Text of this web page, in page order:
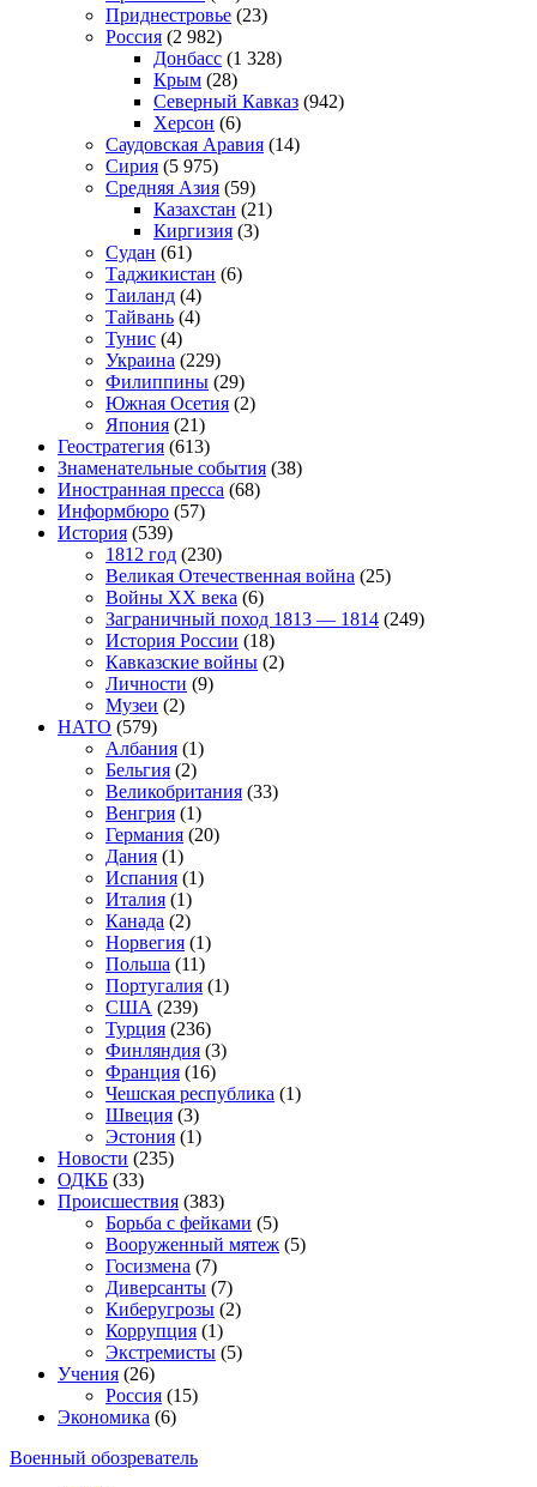
Приднестровье (23)
Россия (2 982)
Донбасс (1 328)
Крым (28)
Северный Кавказ (942)
Херсон (6)
Саудовская Аравия (14)
Сирия (5 975)
Средняя Азия (59)
Казахстан (21)
Киргизия (3)
Судан (61)
Таджикистан (6)
Таиланд (4)
Тайвань (4)
Тунис (4)
Украина (229)
Филиппины (29)
Южная Осетия (2)
Япония (21)
Геостратегия (613)
Знаменательные события (38)
Иностранная пресса (68)
Информбюро (57)
История (539)
1812 год (230)
Великая Отечественная война (25)
Войны XX века (6)
Заграничный поход 1813 — 1814 (249)
История России (18)
Кавказские войны (2)
Личности (9)
Музеи (2)
НАТО (579)
Албания (1)
Бельгия (2)
Великобритания (33)
Венгрия (1)
Германия (20)
Дания (1)
Испания (1)
Италия (1)
Канада (2)
Норвегия (1)
Польша (11)
Португалия (1)
США (239)
Турция (236)
Финляндия (3)
Франция (16)
Чешская республика (1)
Швеция (3)
Эстония (1)
Новости (235)
ОДКБ (33)
Происшествия (383)
Борьба с фейками (5)
Вооруженный мятеж (5)
Госизмена (7)
Диверсанты (7)
Киберугрозы (2)
Коррупция (1)
Экстремисты (5)
Учения (26)
Россия (15)
Экономика (6)
Военный обозреватель